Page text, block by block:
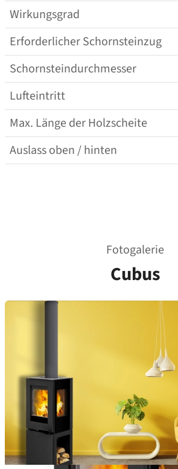
Wirkungsgrad
Erforderlicher Schornsteinzug
Schornsteindurchmesser
Lufteintritt
Max. Länge der Holzscheite
Auslass oben / hinten
Fotogalerie
Cubus